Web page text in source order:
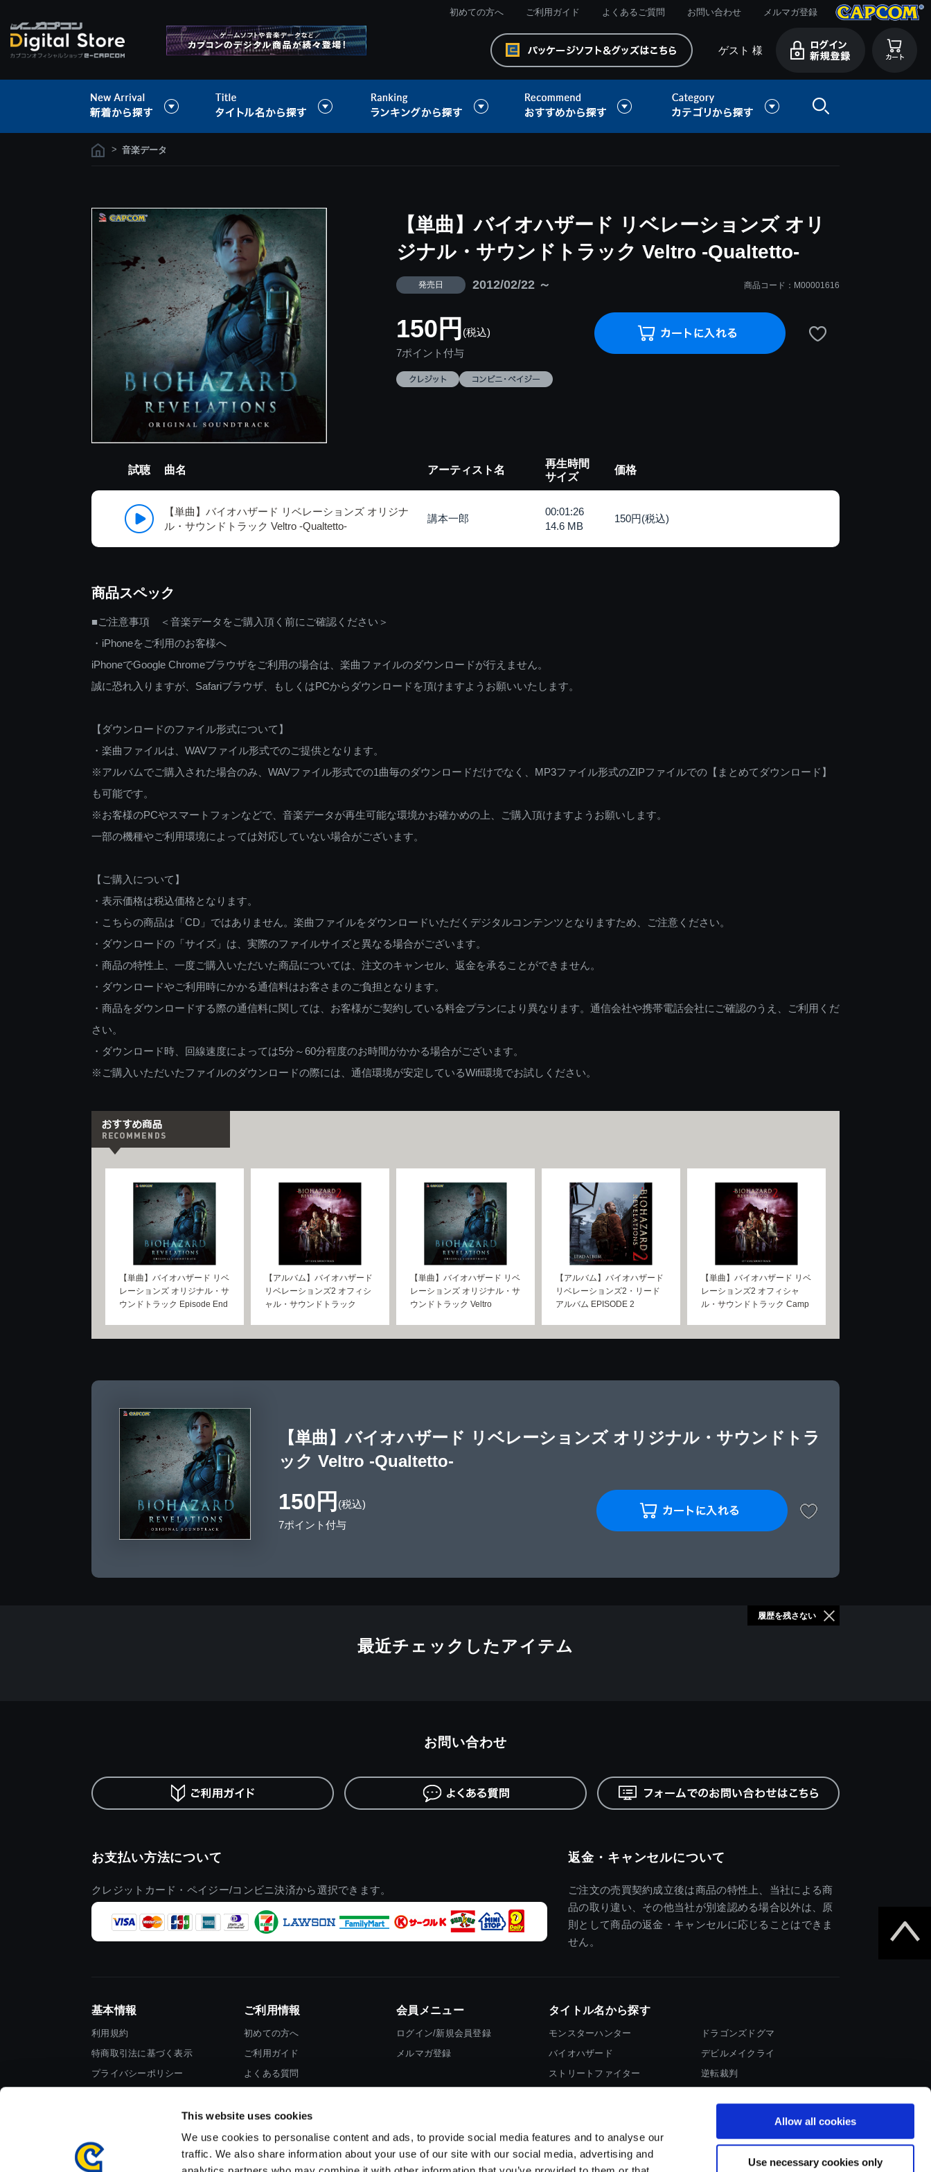
This website uses cookies
We use cookies to personalise content and ads, to provide social media features and to analyse our
traffic. We also share information about your use of our site with our social media, advertising and
Allow all cookies
Use necessary cookies only
初めての方へ ご利用ガイド よくあるご質問 お問い合わせ メルマガ登録
ゲスト 様
> 音楽データ
【単曲】バイオハザード リベレーションズ オリ
ジナル・サウンドトラック Veltro -Qualtetto-
発売日 2012/02/22 ～ 商品コード：M00001616
150円 (税込)
7ポイント付与
試聴 曲名 アーティスト名
再生時間
サイズ
価格
【単曲】バイオハザード リベレーションズ オリジナ
ル・サウンドトラック Veltro -Qualtetto-
講本一郎
00:01:26
14.6 MB
150円(税込)
商品スペック
■ご注意事項 ＜音楽データをご購入頂く前にご確認ください＞
・iPhoneをご利用のお客様へ
iPhoneでGoogle Chromeブラウザをご利用の場合は、楽曲ファイルのダウンロードが行えません。
誠に恐れ入りますが、Safariブラウザ、もしくはPCからダウンロードを頂けますようお願いいたします。
【ダウンロードのファイル形式について】
・楽曲ファイルは、WAVファイル形式でのご提供となります。
※アルバムでご購入された場合のみ、WAVファイル形式での1曲毎のダウンロードだけでなく、MP3ファイル形式のZIPファイルでの【まとめてダウンロード】
も可能です。
※お客様のPCやスマートフォンなどで、音楽データが再生可能な環境かお確かめの上、ご購入頂けますようお願いします。
一部の機種やご利用環境によっては対応していない場合がございます。
【ご購入について】
・表示価格は税込価格となります。
・こちらの商品は「CD」ではありません。楽曲ファイルをダウンロードいただくデジタルコンテンツとなりますため、ご注意ください。
・ダウンロードの「サイズ」は、実際のファイルサイズと異なる場合がございます。
・商品の特性上、一度ご購入いただいた商品については、注文のキャンセル、返金を承ることができません。
・ダウンロードやご利用時にかかる通信料はお客さまのご負担となります。
・商品をダウンロードする際の通信料に関しては、お客様がご契約している料金プランにより異なります。通信会社や携帯電話会社にご確認のうえ、ご利用くだ
さい。
・ダウンロード時、回線速度によっては5分～60分程度のお時間がかかる場合がございます。
※ご購入いただいたファイルのダウンロードの際には、通信環境が安定しているWifi環境でお試しください。
【単曲】バイオハザード リベ
レーションズ オリジナル・サ
ウンドトラック Episode End
【アルバム】バイオハザード
リベレーションズ2 オフィシ
ャル・サウンドトラック
【単曲】バイオハザード リベ
レーションズ オリジナル・サ
ウンドトラック Veltro
【アルバム】バイオハザード
リベレーションズ2・リード
アルバム EPISODE 2
【単曲】バイオハザード リベ
レーションズ2 オフィシャ
ル・サウンドトラック Camp
【単曲】バイオハザード リベレーションズ オリジナル・サウンドトラ
ック Veltro -Qualtetto-
150円 (税込)
7ポイント付与
最近チェックしたアイテム
履歴を残さない
お支払い方法について
クレジットカード・ペイジー/コンビニ決済から選択できます。
返金・キャンセルについて
ご注文の売買契約成立後は商品の特性上、当社による商
品の取り違い、その他当社が別途認める場合以外は、原
則として商品の返金・キャンセルに応じることはできま
せん。
お問い合わせ
基本情報
利用規約
特商取引法に基づく表示
プライバシーポリシー
ご利用情報
初めての方へ
ご利用ガイド
よくある質問
会員メニュー
ログイン/新規会員登録
メルマガ登録
タイトル名から探す
モンスターハンター
バイオハザード
ストリートファイター
ドラゴンズドグマ
デビルメイクライ
逆転裁判